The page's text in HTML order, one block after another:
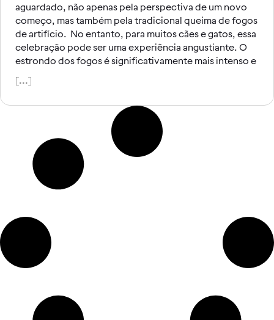
aguardado, não apenas pela perspectiva de um novo
começo, mas também pela tradicional queima de fogos
de artifício. No entanto, para muitos cães e gatos, essa
celebração pode ser uma experiência angustiante. O
estrondo dos fogos é significativamente mais intenso e
[...]